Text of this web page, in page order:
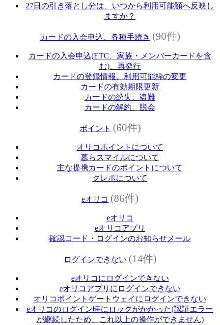
27日の引き落とし分は、いつから利用可能額へ反映し
ますか？
カードの入会申込、各種手続き (90件)
カードの入会申込(ETC、家族・メンバーカードを含
む)、再発行
カードの登録情報、利用可能枠の変更
カードの有効期限更新
カードの紛失、盗難
カードの解約、脱会
ポイント (60件)
オリコポイントについて
暮らスマイルについて
主な提携カードのポイントについて
クレポについて
eオリコ (86件)
eオリコ
eオリコアプリ
確認コード・ログインのお知らせメール
ログインできない (14件)
eオリコにログインできない
eオリコアプリにログインできない
オリコポイントゲートウェイにログインできない
eオリコのログイン時にロックがかかった(認証エラー
が継続したため、これ以上の操作ができません)